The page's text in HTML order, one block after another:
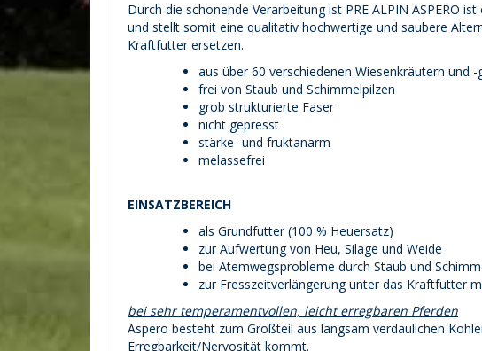
Durch die schonende Verarbeitung ist PRE ALPIN ASPERO
und stellt somit eine qualitativ hochwertige und saubere
Kraftfutter ersetzen.
aus über 60 verschiedenen Wiesenkräutern und -
frei von Staub und Schimmelpilzen
grob strukturierte Faser
nicht gepresst
stärke- und fruktanarm
melassefrei
EINSATZBEREICH
als Grundfutter (100 % Heuersatz)
zur Aufwertung von Heu, Silage und Weide
bei Atemwegsprobleme durch Staub und
zur Fresszeitverlängerung unter das Kraftfutter
bei sehr temperamentvollen, leicht erregbaren Pferden
Aspero besteht zum Großteil aus langsam verdaulichen
Erregbarkeit/Nervosität kommt.